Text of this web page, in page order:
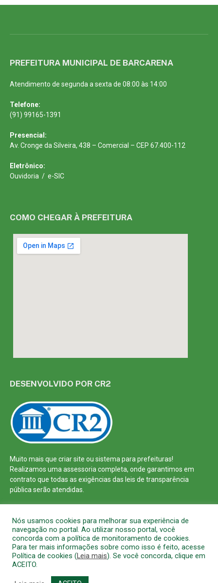
PREFEITURA MUNICIPAL DE BARCARENA
Atendimento de segunda a sexta de 08:00 às 14:00
Telefone:
(91) 99165-1391
Presencial:
Av. Cronge da Silveira, 438 – Comercial – CEP 67.400-112
Eletrônico:
Ouvidoria / e-SIC
COMO CHEGAR À PREFEITURA
DESENVOLVIDO POR CR2
Muito mais que criar site ou sistema para prefeituras!
Realizamos umaassessoriacompleta, onde garantimos em
contrato que todas as exigências das leis de transparência
públicaserão atendidas.
Todos os direitos reservados a Prefeitura Municipal de Barcarena
Acessar Área Administrativa
Nós usamos cookies para melhorar sua experiência de
navegação no portal. Ao utilizar nosso portal, você
concorda com a política de monitoramento de cookies.
Para ter mais informações sobre como isso é feito, acesse
Política de cookies (Leia mais). Se você concorda, clique em
ACEITO.